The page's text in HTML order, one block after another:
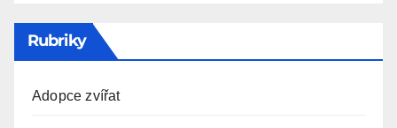
Rubriky
Adopce zvířat